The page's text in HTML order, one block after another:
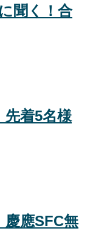
聞く！合
先着5名様
慶應SFC無